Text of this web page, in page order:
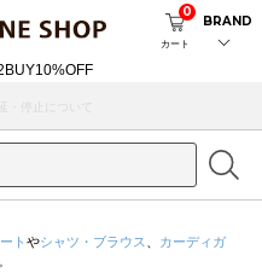
カート
0
BRAND
停止について
ト やシャツ・ブラウス
カーディガ